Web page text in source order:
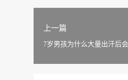
上一篇
7岁男孩为什么大量出汗后